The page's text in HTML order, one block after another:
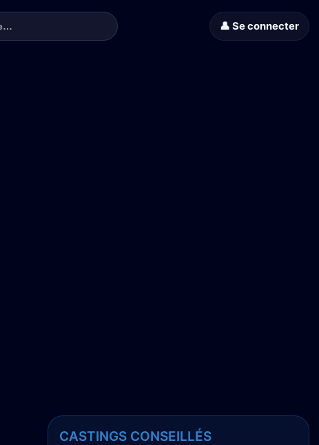
👤 Se connecter
CASTINGS CONSEILLÉS